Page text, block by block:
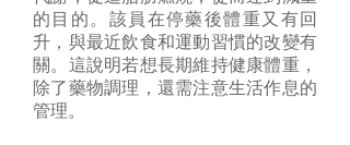
的目的。該員在停藥後體重又有回
升，與最近飲食和運動習慣的改變有
關。這說明若想長期維持健康體重，
除了藥物調理，還需注意生活作息的
管理。